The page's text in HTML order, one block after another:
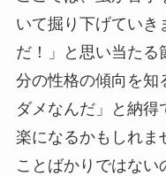
いて掘り下げていき
だ！」と思い当たる
分の性格の傾向を知
ダメなんだ」と納
楽になるかもしれま
ことばかりではない